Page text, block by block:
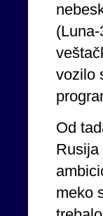
vozilo
Od
Rusija
meko